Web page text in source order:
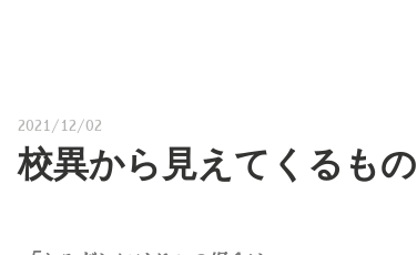
2021/12/02
校異から見えてくるもの